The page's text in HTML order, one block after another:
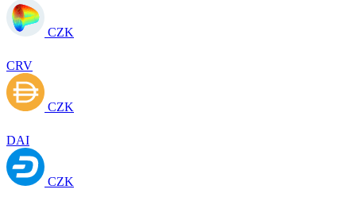
CZK
CRV
CZK
DAI
CZK